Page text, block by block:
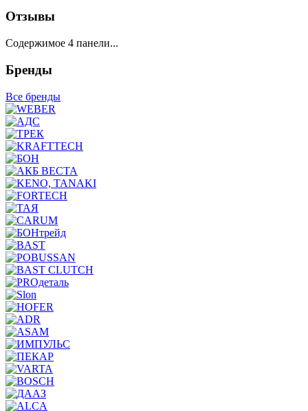
Отзывы
Содержимое 4 панели...
Бренды
Все бренды